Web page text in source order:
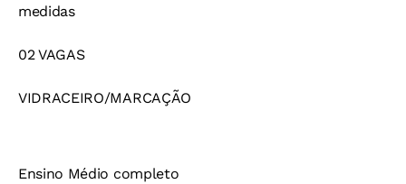
medidas
02 VAGAS
VIDRACEIRO/MARCAÇÃO
Ensino Médio completo